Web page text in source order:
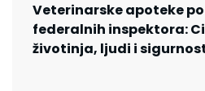
Veterinarske apoteke
federalnih inspektora:
životinja, ljudi i